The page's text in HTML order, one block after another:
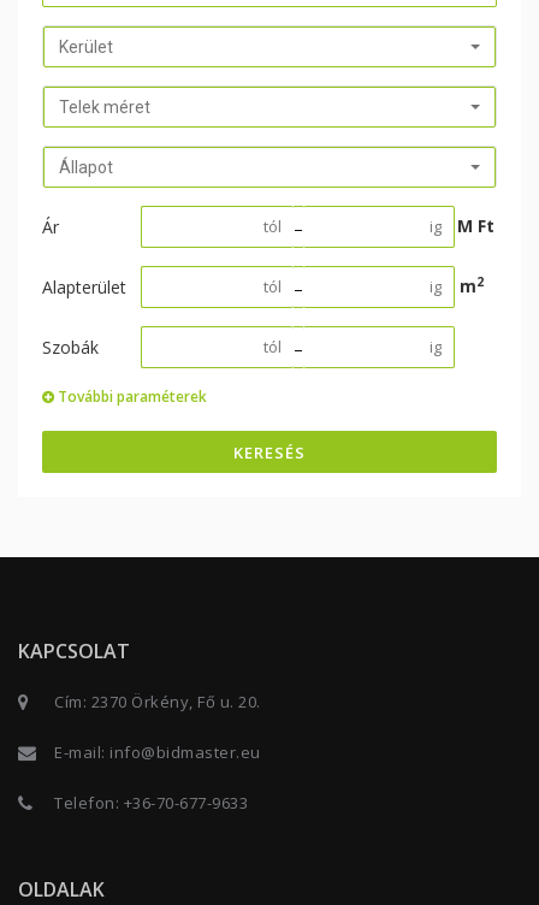
Kerület
Telek méret
Állapot
Ár M Ft
–
Alapterület m2
–
Szobák –
További paraméterek
KERESÉS
KAPCSOLAT
Cím: 2370 Örkény, Fő u. 20.
E-mail: info@bidmaster.eu
Telefon: +36-70-677-9633
OLDALAK